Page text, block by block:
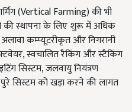
(Vertical Farming) की भी
की स्थापना के लिए शुरू में अधिक
कम्प्यूटरीकृत और निगरानी
स्वचालित रैकिंग और स्टैकिंग
सिस्टम, जलवायु नियंत्रण
सिस्टम को खड़ा करने की लागत